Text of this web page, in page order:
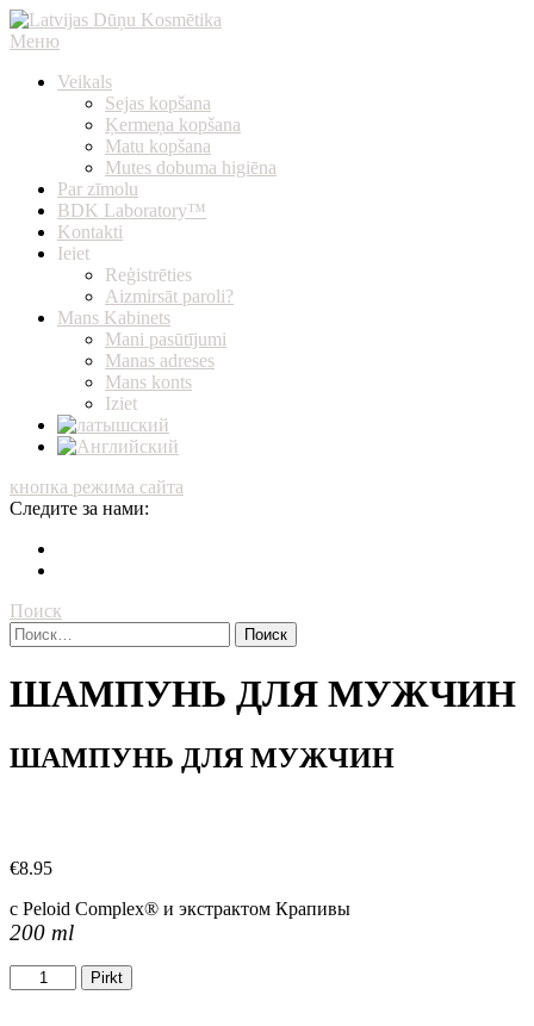
Перейти
к
piegāde
Меню
Veikals
Sejas kopšana
Ķermeņa kopšana
Matu kopšana
Mutes dobuma higiēna
Par zīmolu
BDK Laboratory™
Kontakti
Ieiet
Reģistrēties
Aizmirsāt paroli?
Mans Kabinets
Mani pasūtījumi
Manas adreses
Mans konts
Iziet
кнопка режима сайта
Следите за нами:
Поиск
Найти:
ШАМПУНЬ ДЛЯ МУЖЧИН
ШАМПУНЬ ДЛЯ МУЖЧИН
€8.95
с Peloid Complex® и экстрактом Крапивы
200 ml
Количество
товара
Pirkt